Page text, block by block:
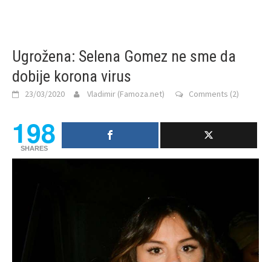
Ugrožena: Selena Gomez ne sme da
dobije korona virus
23/03/2020 Vladimir (Famoza.net) Comments (2)
198
SHARES